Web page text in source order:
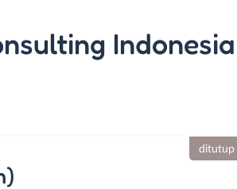
Indonesia
ditutup